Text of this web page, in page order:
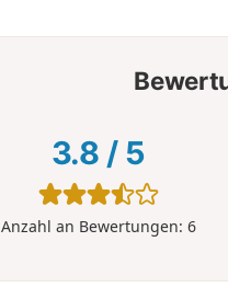
3.8 / 5
Anzahl an Bewertungen: 6